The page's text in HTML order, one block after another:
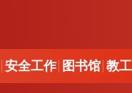
安全工作 图书馆 教